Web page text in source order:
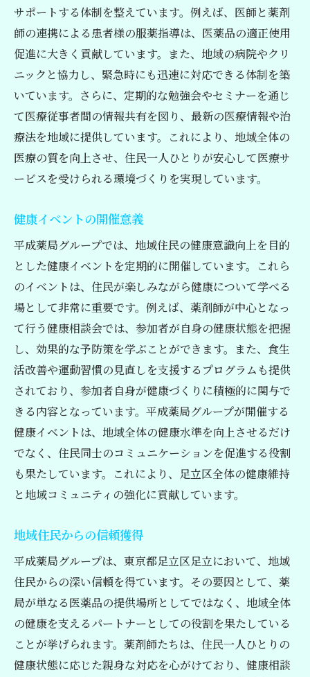
サポートする体制を整えています。例えば、医師と薬剤
師の連携による患者様の服薬指導は、医薬品の適正使用
促進に大きく貢献しています。また、地域の病院やクリ
ニックと協力し、緊急時にも迅速に対応できる体制を築
いています。さらに、定期的な勉強会やセミナーを通じ
て医療従事者間の情報共有を図り、最新の医療情報や治
療法を地域に提供しています。これにより、地域全体の
医療の質を向上させ、住民一人ひとりが安心して医療サ
ービスを受けられる環境づくりを実現しています。
健康イベントの開催意義
平成薬局グループでは、地域住民の健康意識向上を目的
とした健康イベントを定期的に開催しています。これら
のイベントは、住民が楽しみながら健康について学べる
場として非常に重要です。例えば、薬剤師が中心となっ
て行う健康相談会では、参加者が自身の健康状態を把握
し、効果的な予防策を学ぶことができます。また、食生
活改善や運動習慣の見直しを支援するプログラムも提供
されており、参加者自身が健康づくりに積極的に関与で
きる内容となっています。平成薬局グループが開催する
健康イベントは、地域全体の健康水準を向上させるだけ
でなく、住民同士のコミュニケーションを促進する役割
も果たしています。これにより、足立区全体の健康維持
と地域コミュニティの強化に貢献しています。
地域住民からの信頼獲得
平成薬局グループは、東京都足立区足立において、地域
住民からの深い信頼を得ています。その要因として、薬
局が単なる医薬品の提供場所としてではなく、地域全体
の健康を支えるパートナーとしての役割を果たしている
ことが挙げられます。薬剤師たちは、住民一人ひとりの
健康状態に応じた親身な対応を心がけており、健康相談